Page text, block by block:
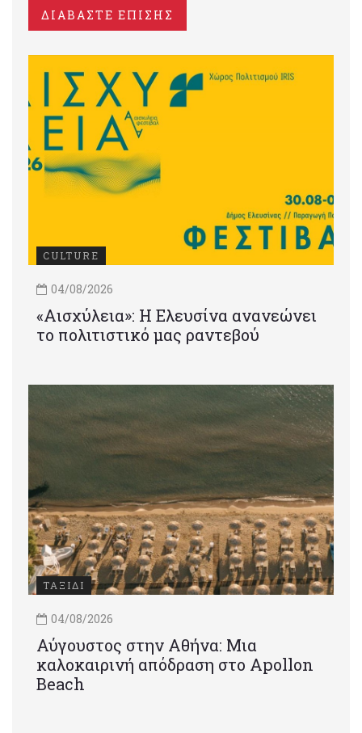
ΔΙΑΒΑΣΤΕ ΕΠΙΣΗΣ
CULTURE
04/08/2026
«Αισχύλεια»: Η Ελευσίνα ανανεώνει
το πολιτιστικό μας ραντεβού
ΤΑΞΙΔΙ
04/08/2026
Αύγουστος στην Αθήνα: Μια
καλοκαιρινή απόδραση στο Apollon
Beach